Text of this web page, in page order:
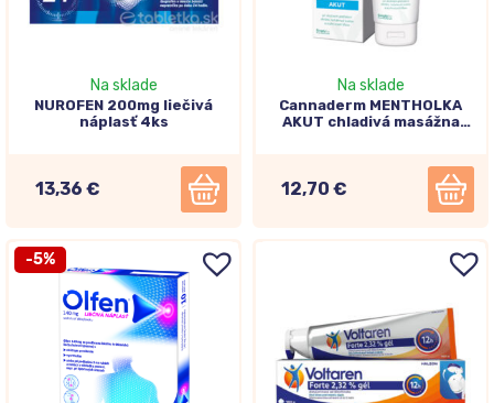
Na sklade
NUROFEN 200mg liečivá
náplasť 4ks
13,36 €
Na sklade
Cannaderm MENTHOLKA
AKUT chladivá masážna
12,70 €
-5%